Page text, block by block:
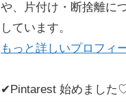
や、片付け・断捨離に
しています。
もっと詳しいプロフィ
✔Pintarest 始めました